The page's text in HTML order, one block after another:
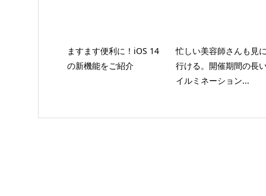
ますます便利に！iOS 14
の新機能をご紹介
忙しい美容師さんも見
行ける。開催期間の長
イルミネーション...